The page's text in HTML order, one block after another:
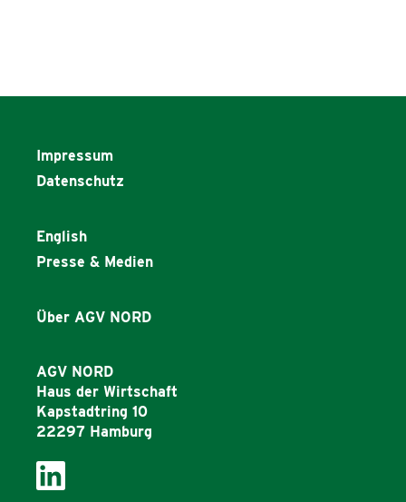
Impressum
Datenschutz
English
Presse & Medien
Über AGV NORD
AGV NORD
Haus der Wirtschaft
Kapstadtring 10
22297 Hamburg